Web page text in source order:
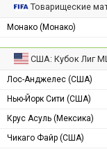
Товарищеские
Монако (Монако)
США: Кубок Лиг
Лос-Анджелес (США)
Нью-Йорк Сити (США)
Крус Асуль (Мексика)
Чикаго Файр (США)